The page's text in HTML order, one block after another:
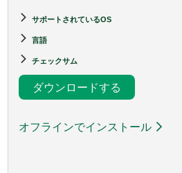
サポートされているOS
言語
チェックサム
ダウンロードする
オフラインでインストール